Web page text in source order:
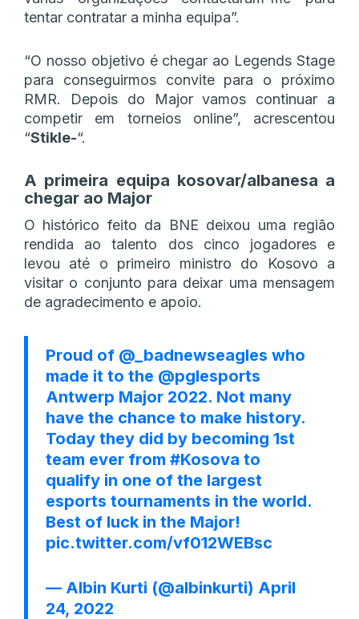
tentar contratar a minha equipa”.
“O nosso objetivo é chegar ao Legends Stage
para conseguirmos convite para o próximo
RMR. Depois do Major vamos continuar a
competir em torneios online”, acrescentou
“Stikle-“.
A primeira equipa kosovar/albanesa a
chegar ao Major
O histórico feito da BNE deixou uma região
rendida ao talento dos cinco jogadores e
levou até o primeiro ministro do Kosovo a
visitar o conjunto para deixar uma mensagem
de agradecimento e apoio.
Proud of @_badnewseagles who
made it to the @pglesports
Antwerp Major 2022. Not many
have the chance to make history.
Today they did by becoming 1st
team ever from #Kosova to
qualify in one of the largest
esports tournaments in the world.
Best of luck in the Major!
pic.twitter.com/vf012WEBsc
— Albin Kurti (@albinkurti) April
24, 2022